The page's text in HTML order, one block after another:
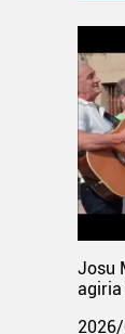
Josu
agiria